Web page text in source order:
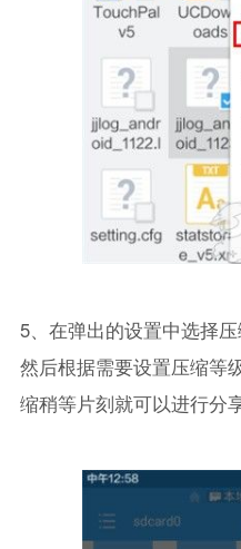
5、在弹出的设置中选择
然后根据需要设置压缩等
缩稍等片刻就可以进行分